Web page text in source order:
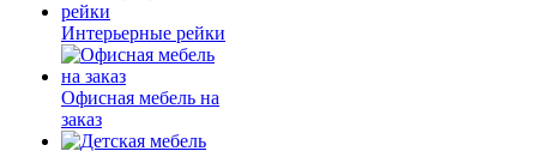
Интерьерные рейки
Офисная мебель на
заказ